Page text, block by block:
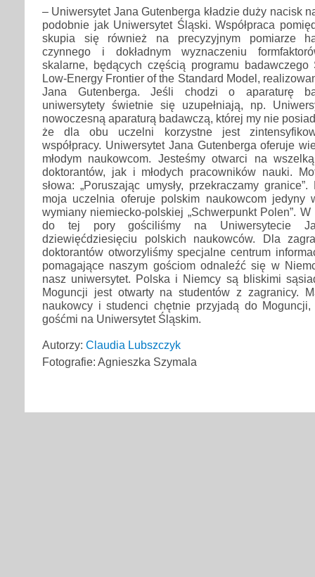
– Uniwersytet Jana Gutenberga kładzie duży nacisk
podobnie jak Uniwersytet Śląski. Współpraca
skupia się również na precyzyjnym pomiarze
czynnego i dokładnym wyznaczeniu
skalarne, będących częścią programu
Low-Energy Frontier of the Standard Model,
Jana Gutenberga. Jeśli chodzi o aparaturę
uniwersytety świetnie się uzupełniają, np.
nowoczesną aparaturą badawczą, której my nie
że dla obu uczelni korzystne jest
współpracy. Uniwersytet Jana Gutenberga oferuje
młodym naukowcom. Jesteśmy otwarci na
doktorantów, jak i młodych pracowników nauki.
słowa: „Poruszając umysły, przekraczamy
moja uczelnia oferuje polskim naukowcom jedyny
wymiany niemiecko-polskiej „Schwerpunkt Polen”.
do tej pory gościliśmy na Uniwersytecie
dziewięćdziesięciu polskich naukowców. Dla
doktorantów otworzyliśmy specjalne centrum
pomagające naszym gościom odnaleźć się w
nasz uniwersytet. Polska i Niemcy są bliskimi
Moguncji jest otwarty na studentów z zagranicy.
naukowcy i studenci chętnie przyjadą do
gośćmi na Uniwersytet Śląskim.
Autorzy: Claudia Lubszczyk
Fotografie: Agnieszka Szymala